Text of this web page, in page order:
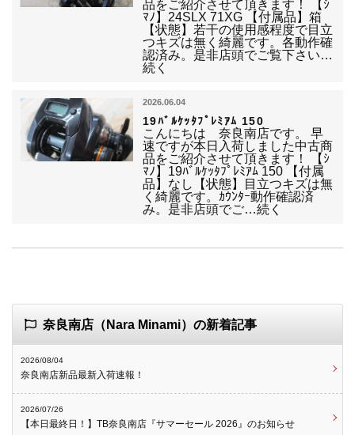
品をご紹介させて頂きます！ 【ｼ
ﾏﾉ】24SLX 71XG 【付属品】箱
【状態】若干の使用感程度で目立
つキズは無く綺麗です。各動作確
認済み。是非店頭でご覧下さい…
続く
2026.06.04
19ﾊﾞﾙｹｯﾀﾌﾟﾚﾐｱﾑ 150
こんにちは 奈良南店です。 早
速ですが本日入荷しました中古商
品をご紹介させて頂きます！ 【ｼ
ﾏﾉ】19ﾊﾞﾙｹｯﾀﾌﾟﾚﾐｱﾑ 150 【付属
品】なし【状態】目立つキズは無
く綺麗です。ｶｳﾝﾀｰ動作確認済
み。是非店頭でご…続く
奈良南店（Nara Minami）の新着記事
2026/08/04
奈良南店新品最新入荷速報！
2026/07/26
【本日最終日！】TB奈良南店『サマーセール 2026』のお知らせ